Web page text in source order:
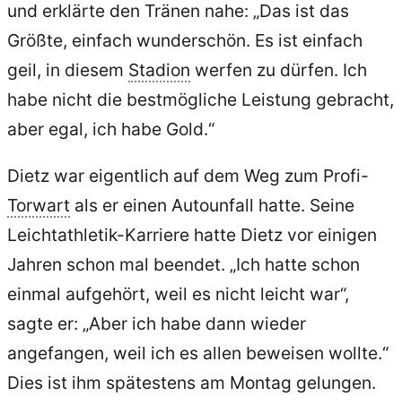
und erklärte den Tränen nahe: „Das ist das
Größte, einfach wunderschön. Es ist einfach
geil, in diesem Stadion werfen zu dürfen. Ich
habe nicht die bestmögliche Leistung gebracht,
aber egal, ich habe Gold.“
Dietz war eigentlich auf dem Weg zum Profi-
Torwart als er einen Autounfall hatte. Seine
Leichtathletik-Karriere hatte Dietz vor einigen
Jahren schon mal beendet. „Ich hatte schon
einmal aufgehört, weil es nicht leicht war“,
sagte er: „Aber ich habe dann wieder
angefangen, weil ich es allen beweisen wollte.“
Dies ist ihm spätestens am Montag gelungen.